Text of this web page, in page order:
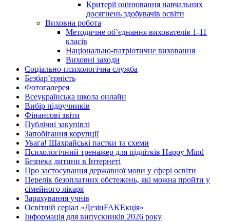
Критерії оцінювання навчальних
досягнень здобувачів освіти
Виховна робота
Методичне об’єднання вихователів 1-11
класів
Національно-патріотичне виховання
Виховні заходи
Соціально-психологічна служба
Безбар’єрність
Фотогалерея
Всеукраїнська школа онлайн
Вибір підручників
Фінансові звіти
Публічні закупівлі
Запобігання корупції
Увага! Шахрайські пастки та схеми
Психологічний тренажер для підлітків Happy Mind
Безпека дитини в Інтернеті
Про застосування державної мови у сфері освіти
Перелік безоплатних обстежень, які можна пройти у
сімейного лікаря
Зарахування учнів
Освітній серіал «ДезінFAKEкція»
Інформація для випускників 2026 року